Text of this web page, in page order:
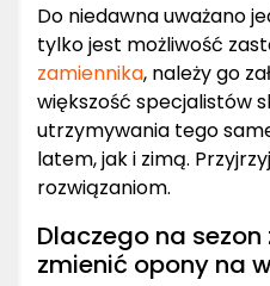
Do niedawna uważano
tylko jest możliwość
zamiennika, należy go
większość specjalistów
utrzymywania tego
latem, jak i zimą.
rozwiązaniom.
Dlaczego na
zmienić opony na